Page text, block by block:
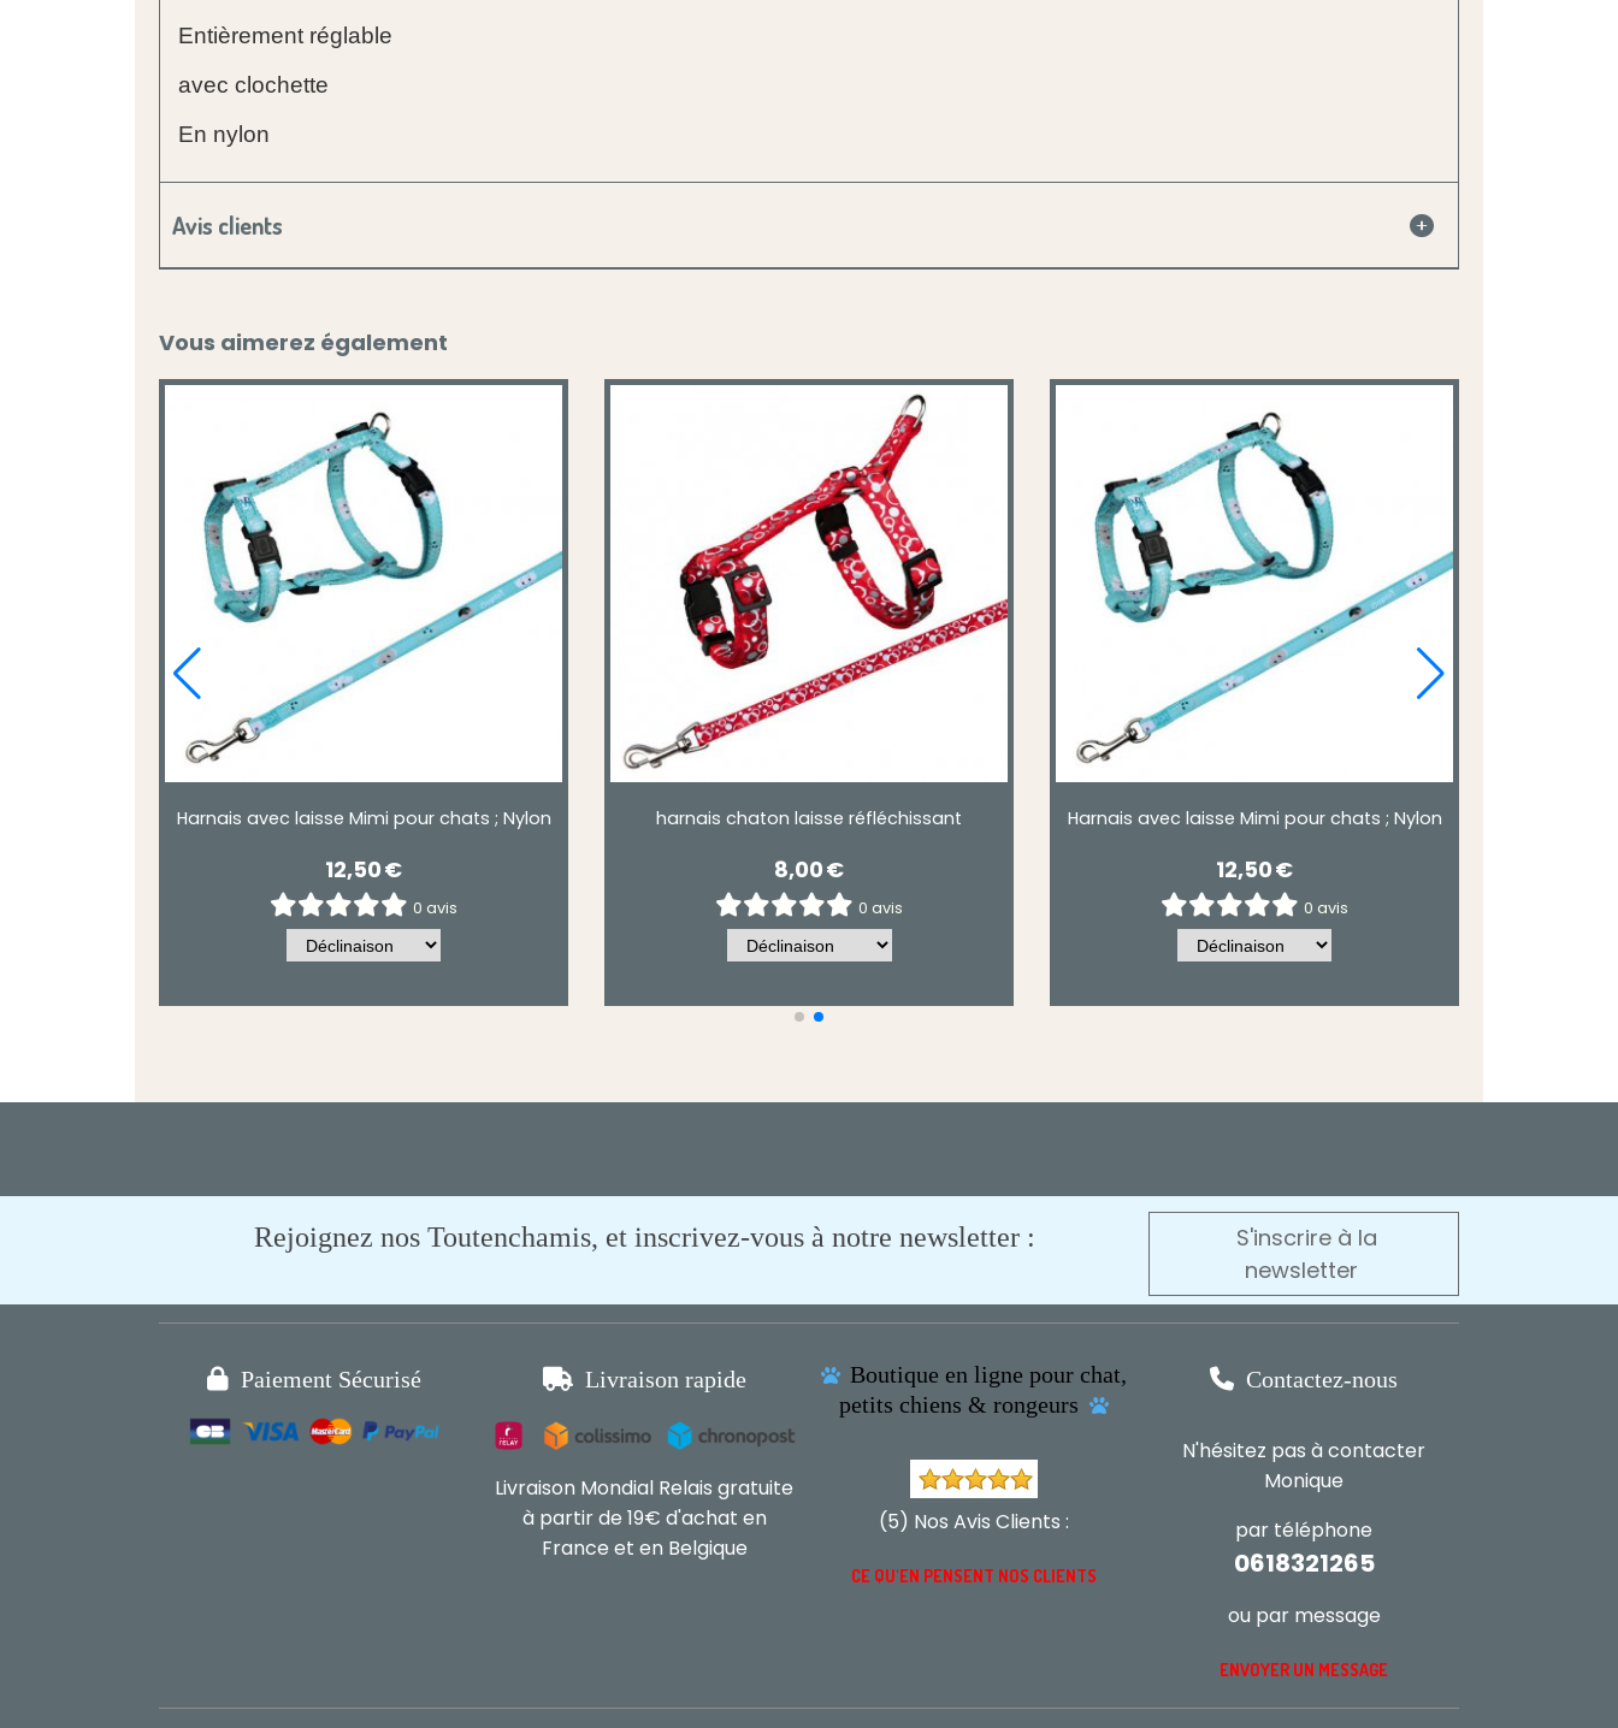
Entièrement réglable
avec clochette
En nylon
Avis clients
Vous aimerez également
Harnais avec laisse Mimi pour chats ; Nylon
12,50€
0 avis
harnais chaton laisse réfléchissant
8,00€
0 avis
Harnais avec laisse Mimi pour chats ; Nylon
12,50€
0 avis
Rejoignez nos Toutenchamis, et inscrivez-vous à notre newsletter :
S'inscrire à la
newsletter
 Paiement Sécurisé  Livraison rapide
Livraison Mondial Relais gratuite
à partir de 19€ d'achat en
France et en Belgique
 Boutique en ligne pour chat,
petits chiens & rongeurs

(5) Nos Avis Clients :
CE QU'EN PENSENT NOS CLIENTS
 Contactez-nous
N'hésitez pas à contacter
Monique
par téléphone
0618321265
ou par message
ENVOYER UN MESSAGE